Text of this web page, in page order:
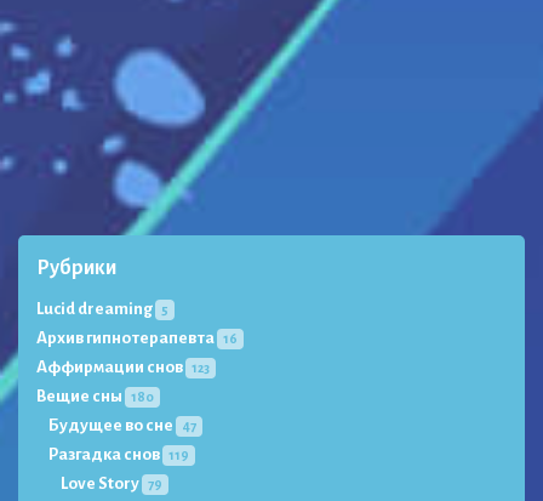
Рубрики
Lucid dreaming 5
Архив гипнотерапевта 16
Аффирмации снов 123
Вещие сны 180
Будущее во сне 47
Разгадка снов 119
Love Story 79